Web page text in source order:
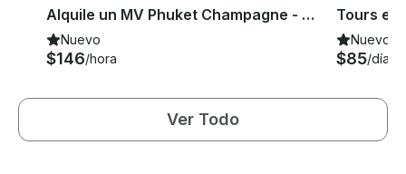
Alquile un MV Phuket Champagne - Phuket
Nuevo
$146/hora
Tours en
Nuevo
$85/día
Ver Todo